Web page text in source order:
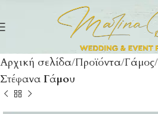
Αρχική σελίδα Προϊόντα Γάμος
Στέφανα Γάμου